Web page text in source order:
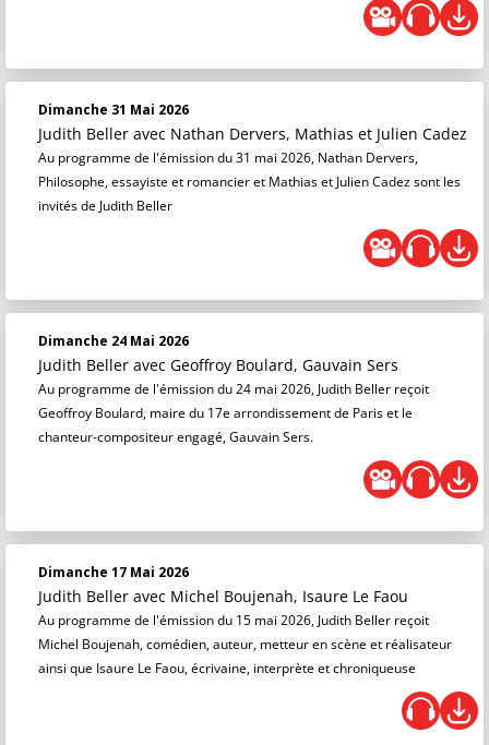
Dimanche 31 Mai 2026
Judith Beller avec Nathan Dervers, Mathias et Julien Cadez
Au programme de l'émission du 31 mai 2026, Nathan Dervers,
Philosophe, essayiste et romancier et Mathias et Julien Cadez sont les
invités de Judith Beller
Dimanche 24 Mai 2026
Judith Beller avec Geoffroy Boulard, Gauvain Sers
Au programme de l'émission du 24 mai 2026, Judith Beller reçoit
Geoffroy Boulard, maire du 17e arrondissement de Paris et le
chanteur-compositeur engagé, Gauvain Sers.
Dimanche 17 Mai 2026
Judith Beller avec Michel Boujenah, Isaure Le Faou
Au programme de l'émission du 15 mai 2026, Judith Beller reçoit
Michel Boujenah, comédien, auteur, metteur en scène et réalisateur
ainsi que Isaure Le Faou, écrivaine, interprète et chroniqueuse